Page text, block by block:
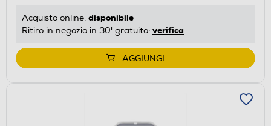
Acquisto online: disponibile
Ritiro in negozio in 30' gratuito: verifica
AGGIUNGI